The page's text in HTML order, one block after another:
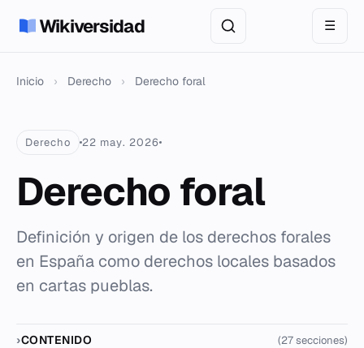
Wikiversidad ☰
Inicio › Derecho › Derecho foral
Derecho 22 may. 2026
Derecho foral
Definición y origen de los derechos forales
en España como derechos locales basados
en cartas pueblas.
CONTENIDO (27 secciones)